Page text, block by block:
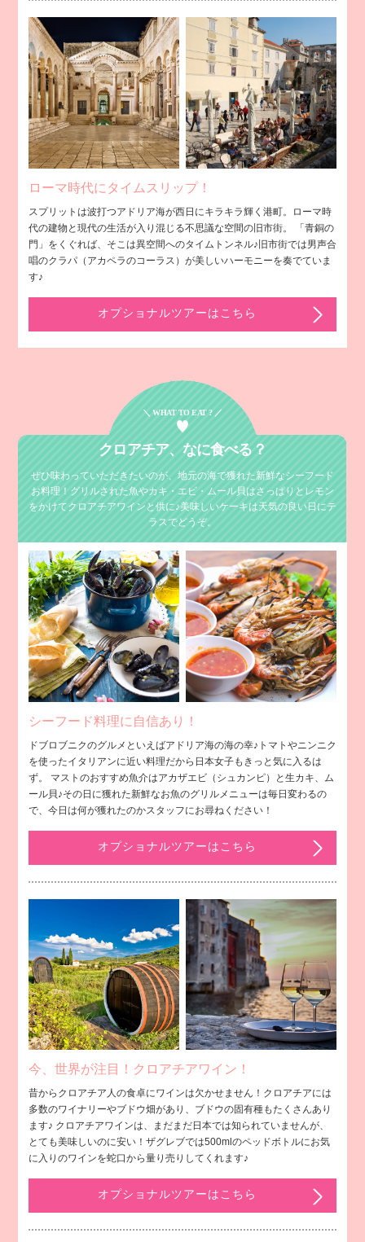
ローマ時代にタイムスリップ！
スプリットは波打つアドリア海が西日にキラキラ輝く港町。ローマ時
代の建物と現代の生活が入り混じる不思議な空間の旧市街。 「青銅の
門」をくぐれば、そこは異空間へのタイムトンネル♪旧市街では男声合
唱のクラパ（アカペラのコーラス）が美しいハーモニーを奏でていま
す♪
オプショナルツアーはこちら
＼ WHAT TO EAT ? ／
クロアチア、 なに食べる？
ぜひ味わっていただきたいのが、地元の海で獲れた新鮮なシーフード
お料理！ グリルされた魚やカキ・エビ・ムール貝はさっぱりとレモン
をかけてクロアチアワインと供に♪美味しいケーキは天気の良い日にテ
ラスでどうぞ。
シーフード料理に自信あり！
ドブロブニクのグルメといえばアドリア海の海の幸♪トマトやニンニク
を使ったイタリアンに近い料理だから日本女子もきっと気に入るは
ず。 マストのおすすめ魚介はアカザエビ（シュカンピ）と生カキ、ム
ール貝♪その日に獲れた新鮮なお魚のグリルメニューは毎日変わるの
で、今日は何が獲れたのかスタッフにお尋ねください！
オプショナルツアーはこちら
今、世界が注目！クロアチアワイン！
昔からクロアチア人の食卓にワインは欠かせません！クロアチアには
多数のワイナリーやブドウ畑があり、ブドウの固有種もたくさんあり
ます♪ クロアチアワインは、まだまだ日本では知られていませんが、
とても美味しいのに安い！ザグレブでは500mlのペッドボトルにお気
に入りのワインを蛇口から量り売りしてくれます♪
オプショナルツアーはこちら